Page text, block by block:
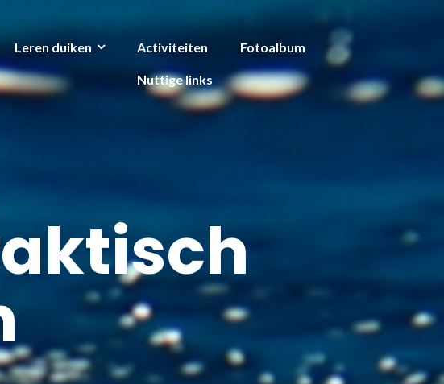
Leren duiken Activiteiten Fotoalbum
Nuttige links